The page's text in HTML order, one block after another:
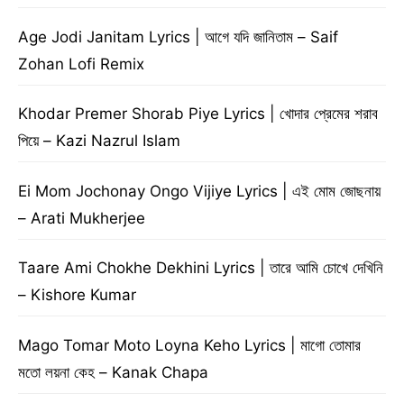
Age Jodi Janitam Lyrics | আগে যদি জানিতাম – Saif
Zohan Lofi Remix
Khodar Premer Shorab Piye Lyrics | খোদার প্রেমের শরাব
পিয়ে – Kazi Nazrul Islam
Ei Mom Jochonay Ongo Vijiye Lyrics | এই মোম জোছনায়
– Arati Mukherjee
Taare Ami Chokhe Dekhini Lyrics | তারে আমি চোখে দেখিনি
– Kishore Kumar
Mago Tomar Moto Loyna Keho Lyrics | মাগো তোমার
মতো লয়না কেহ – Kanak Chapa